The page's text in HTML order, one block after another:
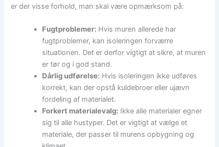
er der visse forhold, man skal være opmærksom på:
Fugtproblemer: Hvis muren allerede har
fugtproblemer, kan isoleringen forværre
situationen. Det er derfor vigtigt at sikre, at muren
er tør og i god stand.
Dårlig udførelse: Hvis isoleringen ikke udføres
korrekt, kan der opstå kuldebroer eller ujævn
fordeling af materialet.
Forkert materialevalg: Ikke alle materialer egner
sig til alle hustyper. Det er vigtigt at vælge et
materiale, der passer til murens opbygning og